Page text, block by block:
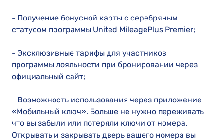
- Получение бонусной карты с серебряным
статусом программы United MileagePlus Premier;
- Эксклюзивные тарифы для участников
программы лояльности при бронировании через
официальный сайт;
- Возможность использования через приложение
«Мобильный ключ». Больше не нужно переживать
что вы забыли или потеряли ключи от номера.
Открывать и закрывать дверь вашего номера вы